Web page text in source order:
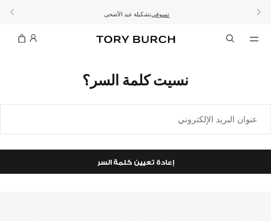
الموسم الجديد: إطلالات العمل تسوّقي التشكيلة تشكيلة عيد الأضحىتسوقي
الطلب الآن للتوصيل قبل العيد10% على أول طلب لك بقيمة 60 دينار كويتي أو أكثر
نسيت كلمة السر؟
عنوان البريد الإلكتروني
إعادة تعيين كلمة السر